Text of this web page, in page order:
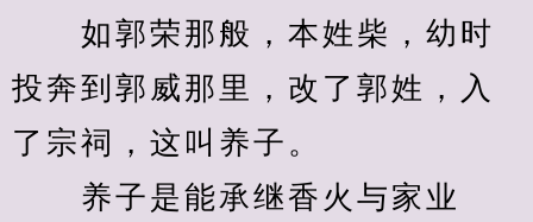
如郭荣那般，本姓柴，幼时
投奔到郭威那里，改了郭姓，入
了宗祠，这叫养子。
养子是能承继香火与家业